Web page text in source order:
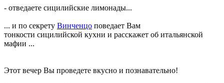
- отведаете сицилийские лимонады...
... и по секрету Винченцо поведает Вам
тонкости сицилийской кухни и расскажет об итальянской
мафии ...
Этот вечер Вы проведете вкусно и познавательно!